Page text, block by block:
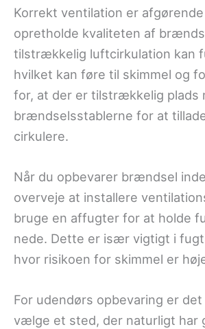
Korrekt ventilation er
opretholde kvaliteten af
tilstrækkelig luftcirkulation kan
hvilket kan føre til skimmel og
for, at der er tilstrækkelig plads
brændselsstablerne for at
cirkulere.
Når du opbevarer brændsel
overveje at installere
bruge en affugter for at holde
nede. Dette er især vigtigt i
hvor risikoen for skimmel er
For udendørs opbevaring er
vælge et sted, der naturligt har